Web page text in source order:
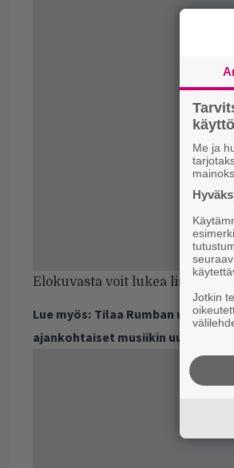
Elokuvasta voit lukea lisää
Lue myös: Tilaa Rumban
ajankohtaiset musiikin uutiset ja
Me ja
Jotkin